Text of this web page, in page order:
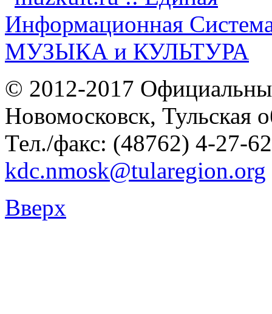
© 2012-2017
Новомосковск, Тульская
Тел./факс: (48762) 4-27-
kdc.nmosk@tularegion.org
Вверх